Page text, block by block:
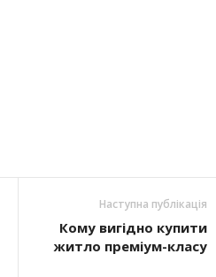
Наступна публікація
Кому вигідно купити
житло преміум-класу